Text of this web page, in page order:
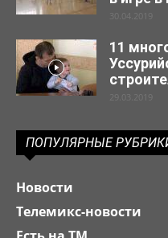
30.04.2019
11
29.03.2019
ПОПУЛЯРНЫЕ
Новости
Телемикс-новости